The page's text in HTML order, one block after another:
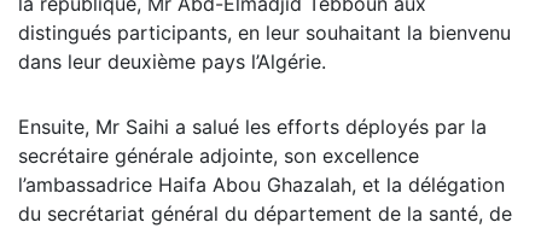
distingués participants, en leur souhaitant la bienvenu
dans leur deuxième pays l’Algérie.
Ensuite, Mr Saihi a salué les efforts déployés par la
secrétaire générale adjointe, son excellence
l’ambassadrice Haifa Abou Ghazalah, et la délégation
du secrétariat général du département de la santé, de